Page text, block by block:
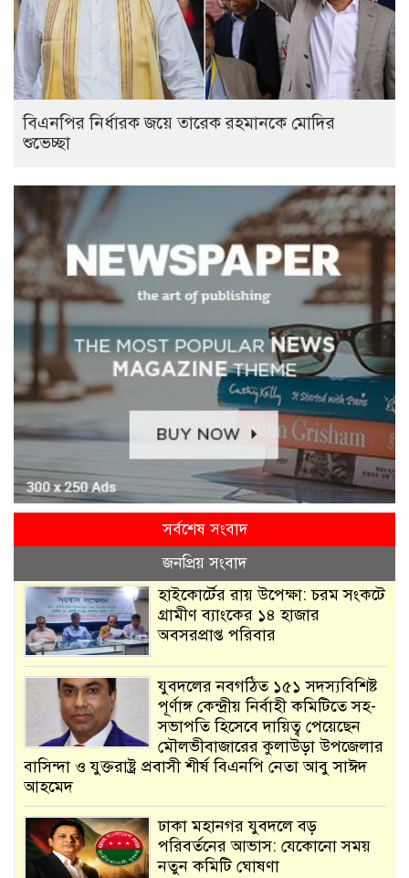
বিএনপির নির্ধারক জয়ে তারেক রহমানকে মোদির
শুভেচ্ছা
সর্বশেষ সংবাদ
জনপ্রিয় সংবাদ
হাইকোর্টের রায় উপেক্ষা: চরম সংকটে
গ্রামীণ ব্যাংকের ১৪ হাজার
অবসরপ্রাপ্ত পরিবার
যুবদলের নবগঠিত ১৫১ সদস্যবিশিষ্ট
পূর্ণাঙ্গ কেন্দ্রীয় নির্বাহী কমিটিতে সহ-
সভাপতি হিসেবে দায়িত্ব পেয়েছেন
মৌলভীবাজারের কুলাউড়া উপজেলার
বাসিন্দা ও যুক্তরাষ্ট্র প্রবাসী শীর্ষ বিএনপি নেতা আবু সাঈদ
আহমেদ
ঢাকা মহানগর যুবদলে বড়
পরিবর্তনের আভাস: যেকোনো সময়
নতুন কমিটি ঘোষণা